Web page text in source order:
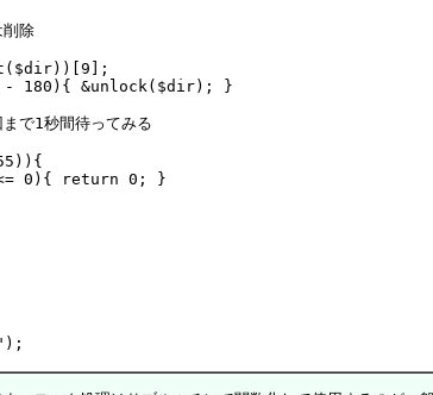
除
で1秒間待ってみる